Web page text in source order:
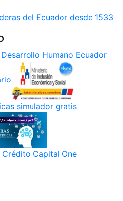
del Ecuador desde 1533
Humano Ecuador
simulador gratis
Capital One